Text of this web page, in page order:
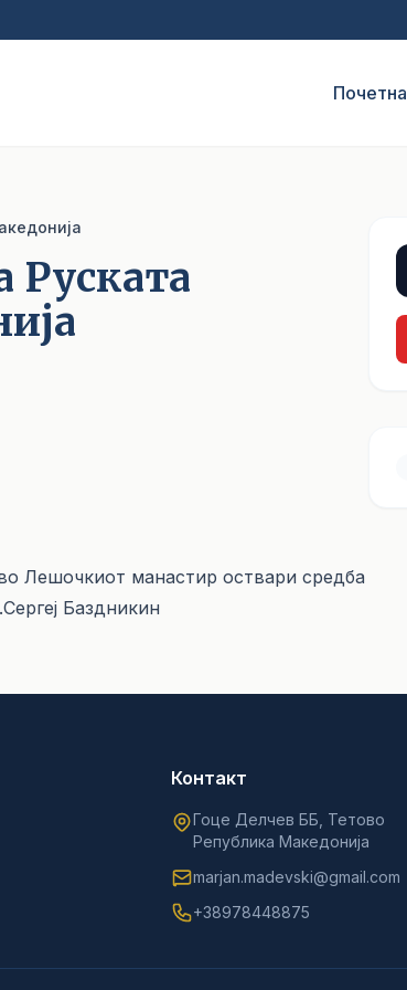
Почетна
Руската
Лешочкиот манастир оствари средба
Баздникин
Контакт
Гоце Делчев ББ, Тетово
Република Македонија
marjan.madevski@gmail.com
+38978448875